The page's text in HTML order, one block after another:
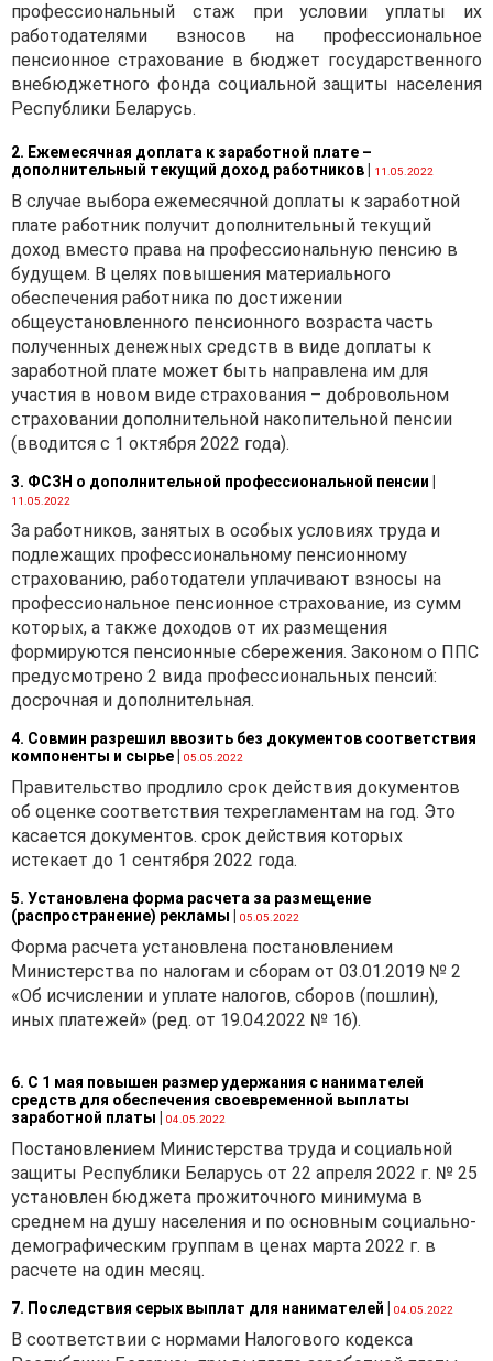
прогнозирования
изменений уровня жизни
населения;
наименее защищенных
слоев населения;
определения минимальных
размеров заработной
платы, пенсий, стипендий,
пособий и других
социальных выплат.
профессиональный стаж при условии уплаты их
работодателями взносов на профессиональное
пенсионное страхование в бюджет государственного
внебюджетного фонда социальной защиты населения
Республики Беларусь.
2. Ежемесячная доплата к заработной плате –
дополнительный текущий доход работников
11.05.2022
В случае выбора ежемесячной доплаты к заработной
плате работник получит дополнительный текущий
доход вместо права на профессиональную пенсию в
будущем. В целях повышения материального
обеспечения работника по достижении
общеустановленного пенсионного возраста часть
полученных денежных средств в виде доплаты к
заработной плате может быть направлена им для
участия в новом виде страхования – добровольном
страховании дополнительной накопительной пенсии
(вводится с 1 октября 2022 года).
3. ФСЗН о дополнительной профессиональной пенсии
11.05.2022
За работников, занятых в особых условиях труда и
подлежащих профессиональному пенсионному
страхованию, работодатели уплачивают взносы на
профессиональное пенсионное страхование, из сумм
которых, а также доходов от их размещения
формируются пенсионные сбережения. Законом о ППС
предусмотрено 2 вида профессиональных пенсий:
досрочная и дополнительная.
4. Совмин разрешил ввозить без документов соответствия
компоненты и сырье
05.05.2022
Правительство продлило срок действия документов
об оценке соответствия техрегламентам на год. Это
касается документов. срок действия которых
истекает до 1 сентября 2022 года.
5. Установлена форма расчета за размещение
(распространение) рекламы
05.05.2022
Форма расчета установлена постановлением
Министерства по налогам и сборам от 03.01.2019 № 2
«Об исчислении и уплате налогов, сборов (пошлин),
иных платежей» (ред. от 19.04.2022 № 16).
6. С 1 мая повышен размер удержания с нанимателей
средств для обеспечения своевременной выплаты
заработной платы
04.05.2022
Постановлением Министерства труда и социальной
защиты Республики Беларусь от 22 апреля 2022 г. № 25
установлен бюджета прожиточного минимума в
среднем на душу населения и по основным социально-
демографическим группам в ценах марта 2022 г. в
расчете на один месяц.
7. Последствия серых выплат для нанимателей 04.05.2022
В соответствии с нормами Налогового кодекса